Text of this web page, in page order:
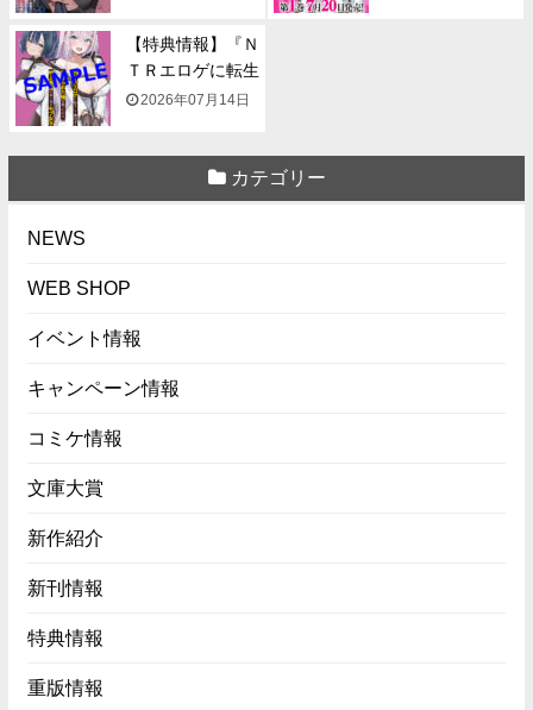
【特典情報】『Ｎ
ＴＲエロゲに転生
して...
2026年07月14日
カテゴリー
NEWS
WEB SHOP
イベント情報
キャンペーン情報
コミケ情報
文庫大賞
新作紹介
新刊情報
特典情報
重版情報